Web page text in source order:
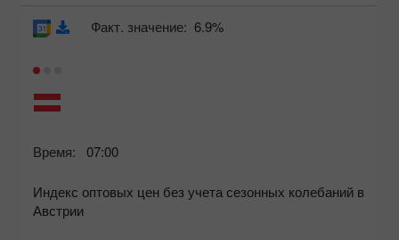
Время: 07:00
Индекс оптовых цен без учета сезонных колебаний в
Австрии
Факт. значение: 6.9%